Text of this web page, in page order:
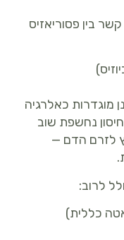
בין פסוריאזיס
מוגדרות כאלרגיה
נחשפת שוב
לזרם הדם —
לרוב:
כללית)